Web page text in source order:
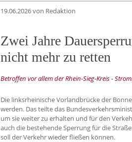
19.06.2026von Redaktion
Zwei Jahre
nicht mehr zu retten
Betroffen vor allem der Rhein-Sieg-Kreis -
Die linksrheinische Vorlandbrücke der
werden. Das teilte das
um sie weiter zu erhalten und für den
auch die bestehende Sperrung für die
soll der Verkehr wieder fließen können.